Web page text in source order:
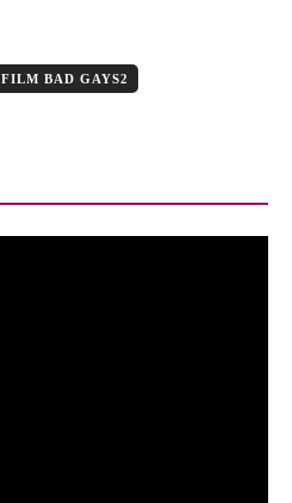
FILM BAD GAYS2